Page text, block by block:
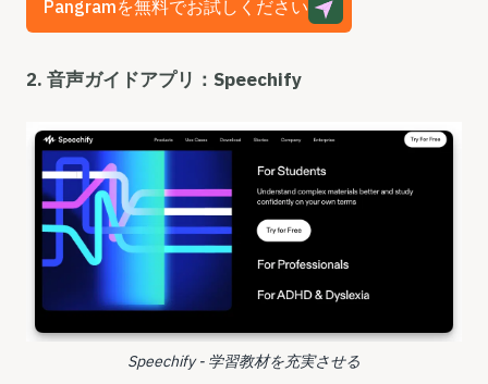
Pangramを無料でお試しください
2. 音声ガイドアプリ：Speechify
Speechify - 学習教材を充実させる